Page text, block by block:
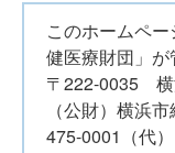
このホームペ
健医療財団」が
〒222-0035 横
（公財）横浜
475-0001（代）